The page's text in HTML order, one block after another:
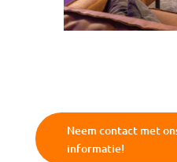
Neem contact met
informatie!